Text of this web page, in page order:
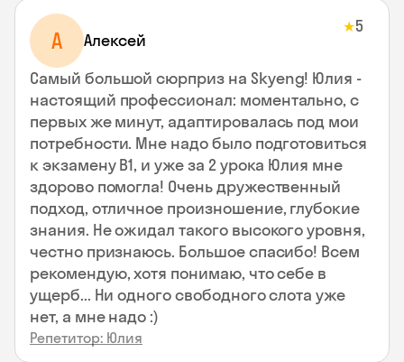
А Алексей
★5
Самый большой сюрприз на Skyeng! Юлия -
настоящий профессионал: моментально, с
первых же минут, адаптировалась под мои
потребности. Мне надо было подготовиться
к экзамену В1, и уже за 2 урока Юлия мне
здорово помогла! Очень дружественный
подход, отличное произношение, глубокие
знания. Не ожидал такого высокого уровня,
честно признаюсь. Большое спасибо! Всем
рекомендую, хотя понимаю, что себе в
ущерб... Ни одного свободного слота уже
нет, а мне надо :)
Репетитор: Юлия